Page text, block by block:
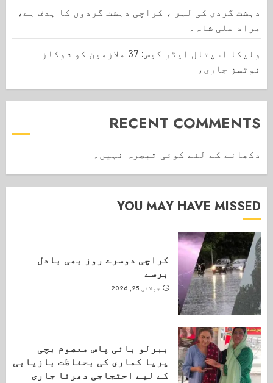
دہشت گردی کی لہر ، کراچی دہشت گردوں کا ہدف ہے،
مراد علی شاہ۔
ولیکا اسپتال ایڈز کیس: 37 ملازمین کو شوکاز
نوٹسز جاری،
RECENT COMMENTS
دکھانے کے لئے کوئی تبصرہ نہیں۔
YOU MAY HAVE MISSED
کراچی دوسرے روز بھی بادل
برسے
جولائی 25, 2026
ببرلو بائی پاس معصوم بچی
پریا کماری کی بحفاظت بازیابی
کے لیے احتجاجی دھرنا جاری